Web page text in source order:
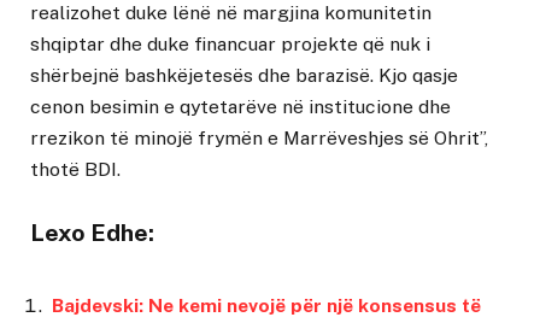
realizohet duke lënë në margjina komunitetin
shqiptar dhe duke financuar projekte që nuk i
shërbejnë bashkëjetesës dhe barazisë. Kjo qasje
cenon besimin e qytetarëve në institucione dhe
rrezikon të minojë frymën e Marrëveshjes së Ohrit”,
thotë BDI.
Lexo Edhe:
Bajdevski: Ne kemi nevojë për një konsensus të